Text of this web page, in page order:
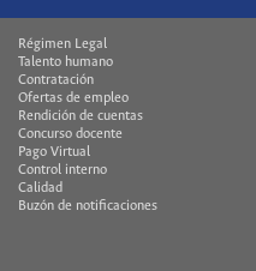
Régimen Legal
Talento humano
Contratación
Ofertas de empleo
Rendición de cuentas
Concurso docente
Pago Virtual
Control interno
Calidad
Buzón de notificaciones